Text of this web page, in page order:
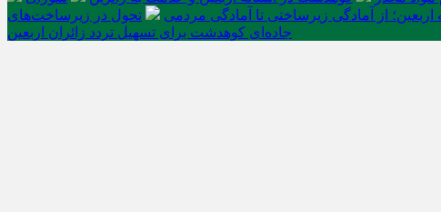
از آمادگی زیرساختی تا آمادگی مردمی
تحول در زیرساخت‌های
جاده‌ای کوهدشت برای تسهیل تردد زائران اربعین